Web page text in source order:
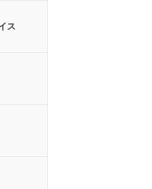
ス